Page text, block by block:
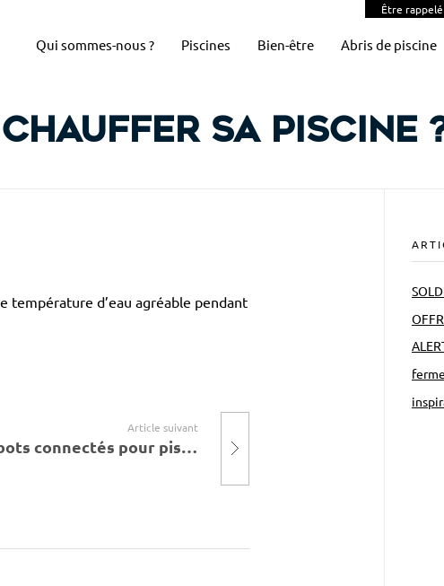
Être rappelé
Qui sommes-nous ? Piscines Bien-être Abris de piscine
sa piscine
température d’eau agréable pendant
Article suivant
Dolphin, des robots connectés pour piscine qui se pilotent du bout des doigts